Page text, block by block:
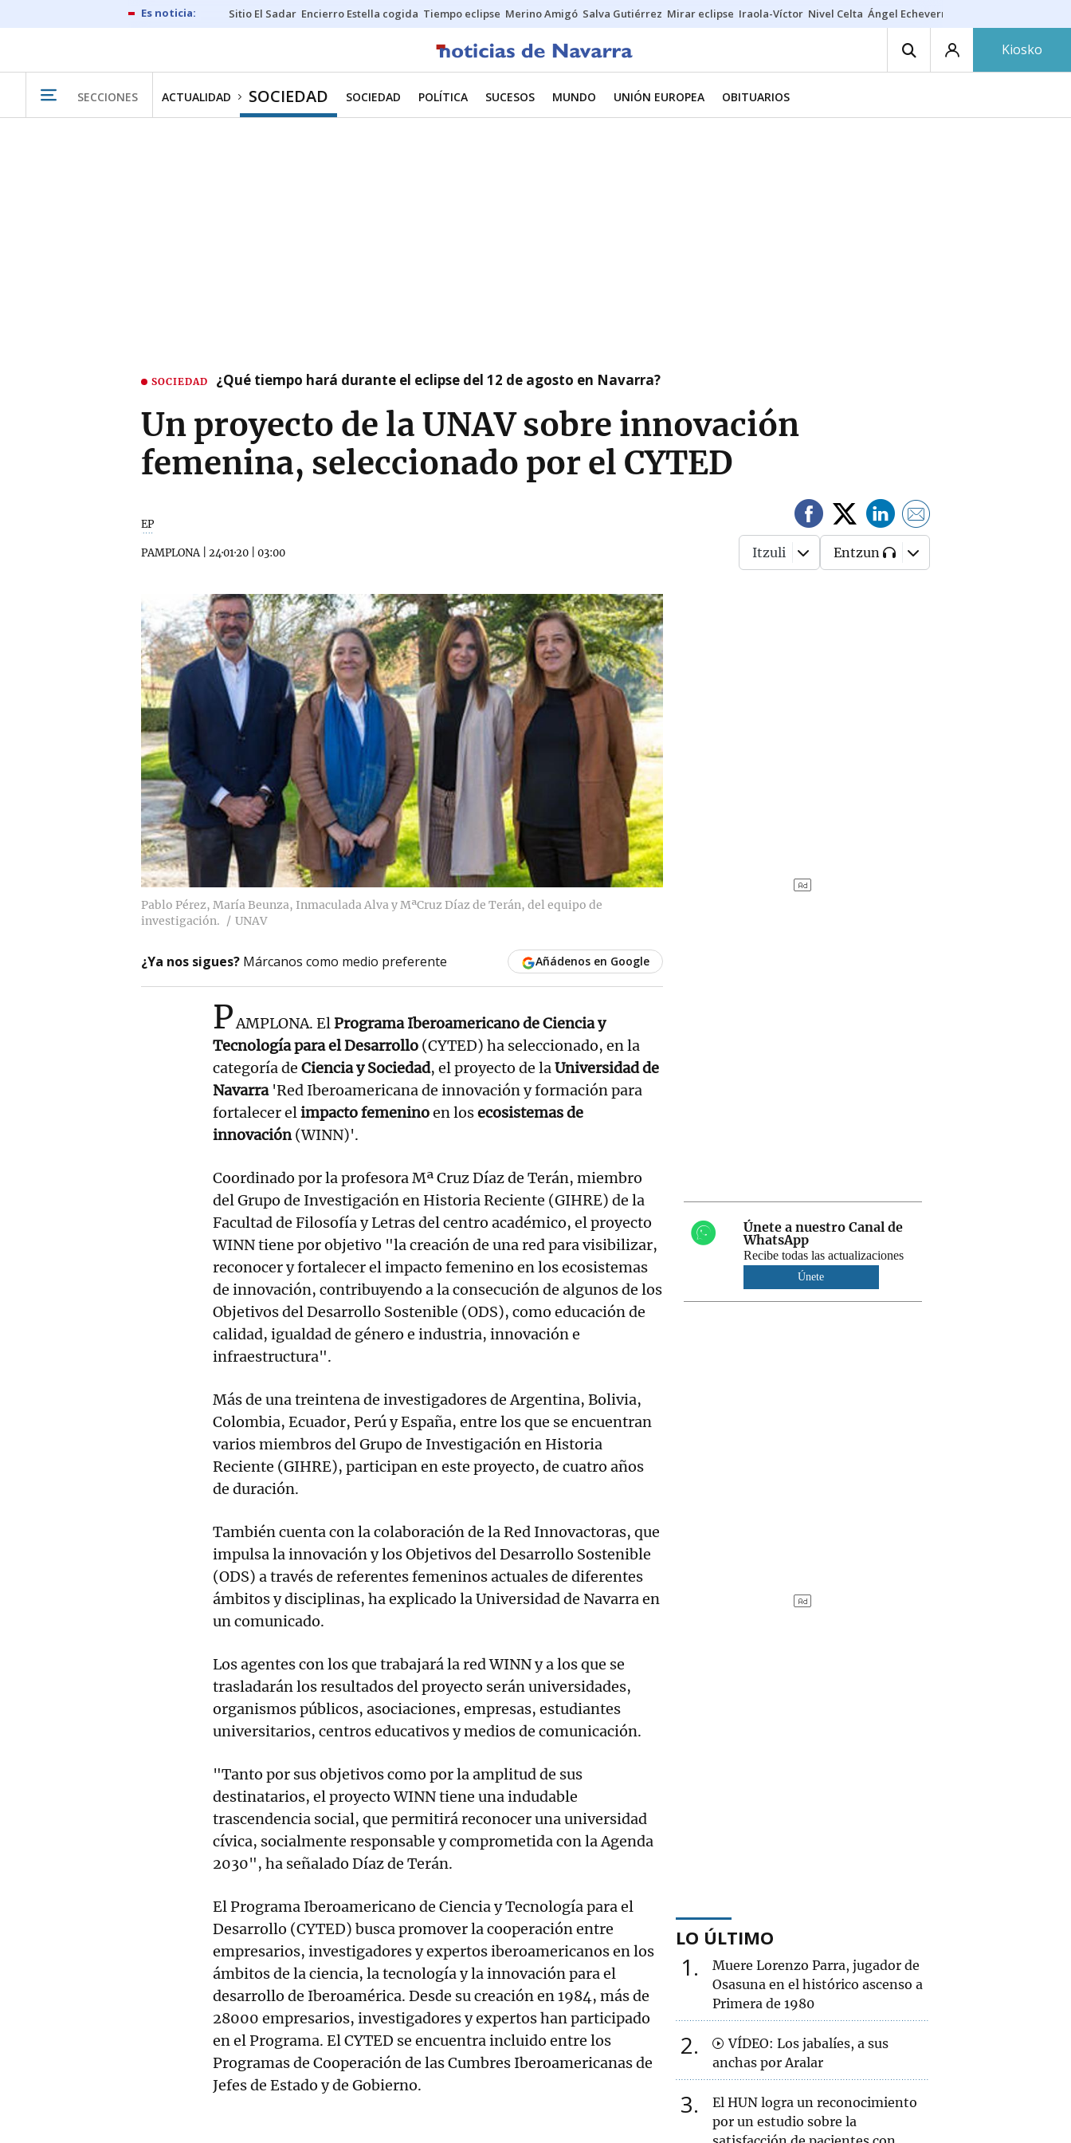
Sitio El Sadar Encierro Estella cogida Tiempo eclipse Merino Amigó Salva Gutiérrez Mirar eclipse Iraola-Víctor Nivel Celta Ángel Echeverría
Kiosko
SECCIONES ACTUALIDAD SOCIEDAD SOCIEDAD POLÍTICA SUCESOS MUNDO UNIÓN EUROPEA OBITUARIOS
SOCIEDAD ¿Qué tiempo hará durante el eclipse del 12 de agosto en Navarra?
Un proyecto de la UNAV sobre innovación
femenina, seleccionado por el CYTED
EP
PAMPLONA| 24·01·20 03:00 Itzuli Entzun
Pablo Pérez, María Beunza, Inmaculada Alva y MªCruz Díaz de Terán, del equipo de
investigación.
UNAV
¿Ya nos sigues? Márcanos como medio preferente Añádenos en Google
PAMPLONA. ElPrograma Iberoamericano de Ciencia y
Tecnología para el Desarrollo (CYTED) ha seleccionado, en la
categoría de Ciencia y Sociedad, el proyecto de laUniversidad de
Navarra'Red Iberoamericana de innovación y formación para
fortalecer elimpacto femeninoen losecosistemas de
innovación(WINN)'.
Coordinado por la profesora Mª Cruz Díaz de Terán, miembro
del Grupo de Investigación en Historia Reciente (GIHRE) de la
Facultad de Filosofía y Letras del centro académico, el proyecto
WINN tiene por objetivo "la creación de una red para visibilizar,
reconocer y fortalecer el impacto femenino en los ecosistemas
de innovación, contribuyendo a la consecución de algunos de los
Objetivos del Desarrollo Sostenible (ODS), como educación de
calidad, igualdad de género e industria, innovación e
infraestructura".
Más de una treintena de investigadores de Argentina, Bolivia,
Colombia, Ecuador, Perú y España, entre los que se encuentran
varios miembros del Grupo de Investigación en Historia
Reciente (GIHRE), participan en este proyecto, de cuatro años
de duración.
También cuenta con la colaboración de la Red Innovactoras, que
impulsa la innovación y los Objetivos del Desarrollo Sostenible
(ODS) a través de referentes femeninos actuales de diferentes
ámbitos y disciplinas, ha explicado la Universidad de Navarra en
un comunicado.
Los agentes con los que trabajará la red WINN y a los que se
trasladarán los resultados del proyecto serán universidades,
organismos públicos, asociaciones, empresas, estudiantes
universitarios, centros educativos y medios de comunicación.
"Tanto por sus objetivos como por la amplitud de sus
destinatarios, el proyecto WINN tiene una indudable
trascendencia social, que permitirá reconocer una universidad
cívica, socialmente responsable y comprometida con la Agenda
2030", ha señalado Díaz de Terán.
El Programa Iberoamericano de Ciencia y Tecnología para el
Desarrollo (CYTED) busca promover la cooperación entre
empresarios, investigadores y expertos iberoamericanos en los
ámbitos de la ciencia, la tecnología y la innovación para el
desarrollo de Iberoamérica. Desde su creación en 1984, más de
28000 empresarios, investigadores y expertos han participado
en el Programa. El CYTED se encuentra incluido entre los
Programas de Cooperación de las Cumbres Iberoamericanas de
Jefes de Estado y de Gobierno.
Únete a nuestro Canal de
WhatsApp
Recibe todas las actualizaciones
Únete
LO ÚLTIMO
1
Muere Lorenzo Parra, jugador de
Osasuna en el histórico ascenso a
Primera de 1980
2
VÍDEO: Los jabalíes, a sus
anchas por Aralar
3
El HUN logra un reconocimiento
por un estudio sobre la